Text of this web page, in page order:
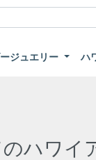
ジュエリー ハ
ハワイ